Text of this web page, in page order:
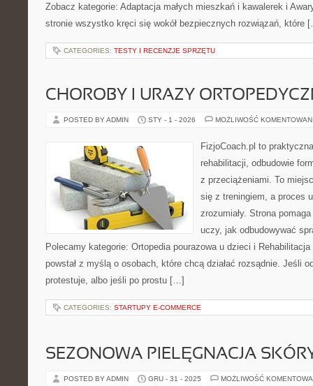
Zobacz kategorie: Adaptacja małych mieszkań i kawalerek i
stronie wszystko kręci się wokół bezpiecznych rozwiązań, które
CATEGORIES: TESTY I RECENZJE SPRZĘTU
CHOROBY I URAZY
POSTED BY ADMIN STY - 1 - 2026 MOŻLIWOŚĆ
FizjoCoach.pl to
rehabilitacji, odbudowie
z przeciążeniami. To
się z treningiem, a proces
zrozumiały. Strona
uczy, jak odbudowywać
Polecamy kategorie: Ortopedia pourazowa u dzieci i
powstał z myślą o osobach, które chcą działać rozsądnie. Jeśli
protestuje, albo jeśli po prostu […]
CATEGORIES: STARTUPY E-COMMERCE
SEZONOWA PIELĘGNACJA
POSTED BY ADMIN GRU - 31 - 2025 MOŻLIWOŚĆ